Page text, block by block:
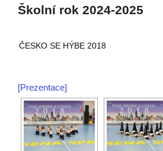
Školní rok 2024-2025
ČESKO SE HÝBE 2018
[Prezentace]